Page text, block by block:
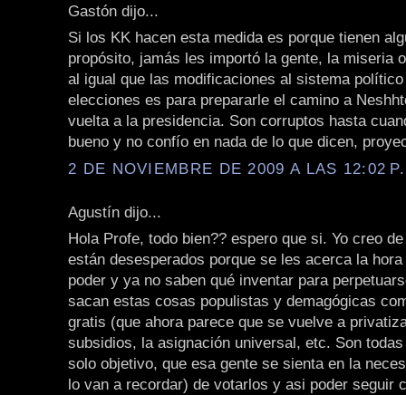
Gastón dijo...
Si los KK hacen esta medida es porque tienen
propósito, jamás les importó la gente, la miseria
al igual que las modificaciones al sistema
elecciones es para prepararle el camino a
vuelta a la presidencia. Son corruptos hasta
bueno y no confío en nada de lo que dicen,
2 DE NOVIEMBRE DE 2009 A LAS 12:02
Agustín dijo...
Hola Profe, todo bien?? espero que si. Yo creo
están desesperados porque se les acerca la
poder y ya no saben qué inventar para
sacan estas cosas populistas y demagógicas
gratis (que ahora parece que se vuelve a
subsidios, la asignación universal, etc. Son
solo objetivo, que esa gente se sienta en la
lo van a recordar) de votarlos y asi poder seguir